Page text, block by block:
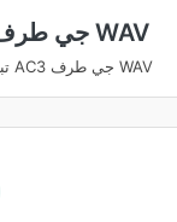
AC3 جي طرف WAV
تبديل ڪريو AC3 جي طرف WAV